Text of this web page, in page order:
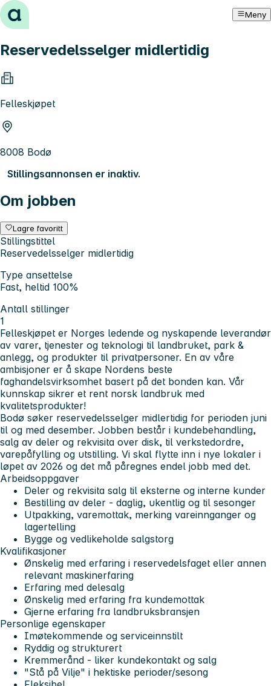
Hopp til innhold Meny
Reservedelsselger midlertidig
Felleskjøpet
8008 Bodø
Stillingsannonsen er inaktiv.
Om jobben
Lagre favoritt
Stillingstittel
Reservedelsselger midlertidig
Type ansettelse
Fast, heltid 100%
Antall stillinger
1
Felleskjøpet er Norges ledende og nyskapende leverandør
av varer, tjenester og teknologi til landbruket, park &
anlegg, og produkter til privatpersoner. En av våre
ambisjoner er å skape Nordens beste
faghandelsvirksomhet basert på det bonden kan. Vår
kunnskap sikrer et rent norsk landbruk med
kvalitetsprodukter!
Bodø søker reservedelsselger midlertidig for perioden juni
til og med desember. Jobben består i kundebehandling,
salg av deler og rekvisita over disk, til verkstedordre,
varepåfylling og utstilling. Vi skal flytte inn i nye lokaler i
løpet av 2026 og det må påregnes endel jobb med det.
Arbeidsoppgaver
Deler og rekvisita salg til eksterne og interne kunder
Bestilling av deler - daglig, ukentlig og til sesonger
Utpakking, varemottak, merking vareinnganger og
lagertelling
Bygge og vedlikeholde salgstorg
Kvalifikasjoner
Ønskelig med erfaring i reservedelsfaget eller annen
relevant maskinerfaring
Erfaring med delesalg
Ønskelig med erfaring fra kundemottak
Gjerne erfaring fra landbruksbransjen
Personlige egenskaper
Imøtekommende og serviceinnstilt
Ryddig og strukturert
Kremmerånd - liker kundekontakt og salg
"Stå på Vilje" i hektiske perioder/sesong